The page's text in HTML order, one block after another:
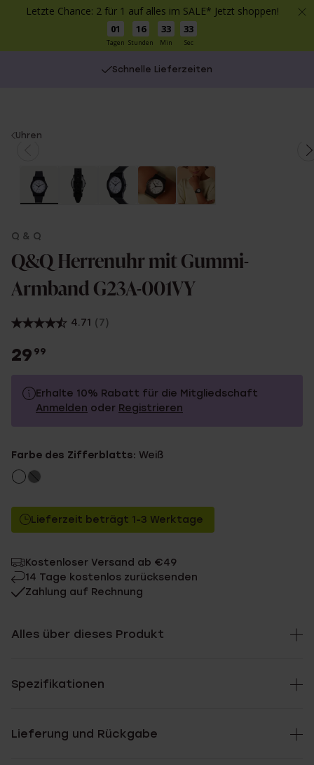
Letzte Chance: 2 für 1 auf alles im SALE* Jetzt shoppen!
01
Tagen
16
Stunden
33
Min
33
Sec
Schnelle Lieferzeiten
You
here:
Uhren
Q & Q
Q&Q Herrenuhr mit Gummi-
Armband G23A-001VY
4.71 (7)
29 99
Erhalte 10% Rabatt für die Mitgliedschaft
Anmelden oder Registrieren
Ohne Mitgliederrabatt
Farbe des Zifferblatts: Weiß
Lieferzeit beträgt 1-3 Werktage
Kostenloser Versand ab €49
14 Tage kostenlos zurücksenden
Zahlung auf Rechnung
Alles über dieses Produkt
Spezifikationen
Lieferung und Rückgabe